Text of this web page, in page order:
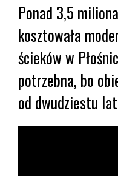
Ponad 3,5
kosztowała
ścieków w
potrzebna, bo
od dwudziestu